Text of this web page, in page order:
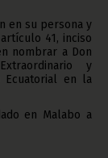
en su persona y
41, inciso
nombrar a Don
y
Ecuatorial en la
en Malabo a